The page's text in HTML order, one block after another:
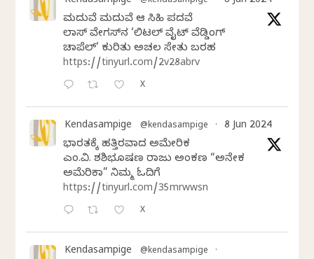
ಮದುವೆ ಮದುವೆ ಆ ಸಿಹಿ ಪದವೆ
ಲಾಸ್‌ ವೇಗಸ್‌ನ ‘ಲಿಟಲ್ ವೈಟ್ ವೆಡ್ಡಿಂಗ್
ಚಾಪೆಲ್’ ಕುರಿತು ಅಚಲ ಸೇತು ಬರಹ
https://tinyurl.com/2v28abrv
X
Kendasampige @kendasampige · 8 Jun 2024
ಭಾರತಕ್ಕೆ ಹತ್ತಿರವಾದ ಅಮೇರಿಕ
ಎಂ.ವಿ. ಶಶಿಭೂಷಣ ರಾಜು ಅಂಕಣ “ಅನೇಕ
ಅಮೆರಿಕಾ” ನಿಮ್ಮ ಓದಿಗೆ
https://tinyurl.com/35mrwwsn
X
Kendasampige @kendasampige ·